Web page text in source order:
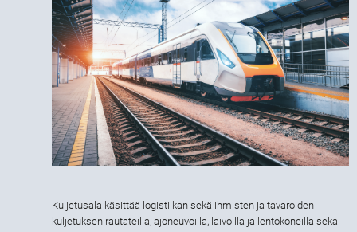
Kuljetusala käsittää logistiikan sekä ihmisten ja tavaroiden
kuljetuksen rautateillä, ajoneuvoilla, laivoilla ja lentokoneilla sekä